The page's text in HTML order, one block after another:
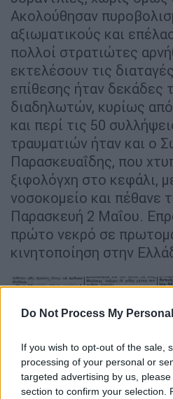
Do Not Process My
If you wish to opt-out of the sale,
processing of your personal or
targeted advertising by us,
section to confirm your selection.
Ακολούθησαν
αξιωματικούς και
πολλοί στρατιώτες
εκτελέσουν τις
επίθεσης ήταν δεκάδες
διαδηλωτών, κυρίως
και περί τις 50
τραυματιών ήταν και ο
Παρασκευαΐδης, που
ξιφολόγχη στο κεφάλι,
νοσοκομείο και πέθανε
Παρασκευή 2 Μαΐου.
πρώτο νεκρό σε
κινητοποίηση στην